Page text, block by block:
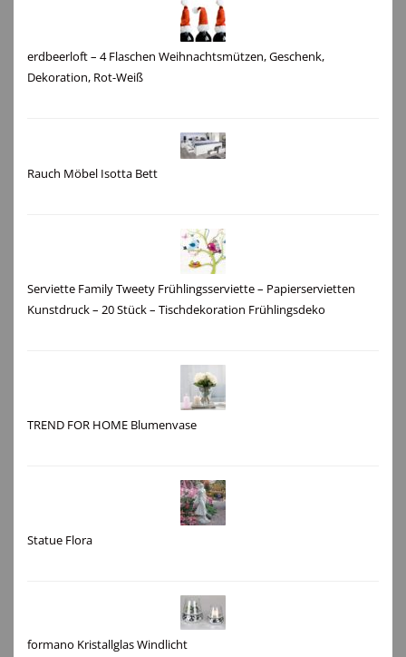
erdbeerloft – 4 Flaschen Weihnachtsmützen, Geschenk,
Dekoration, Rot-Weiß
Rauch Möbel Isotta Bett
Serviette Family Tweety Frühlingsserviette – Papierservietten
Kunstdruck – 20 Stück – Tischdekoration Frühlingsdeko
TREND FOR HOME Blumenvase
Statue Flora
formano Kristallglas Windlicht